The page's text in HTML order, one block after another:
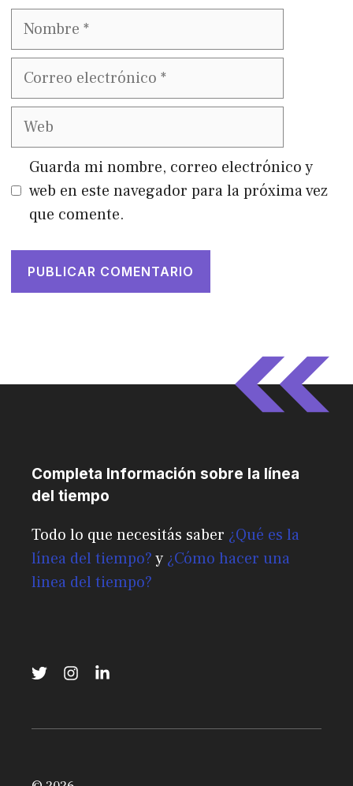
Nombre
Correo
Web
Guarda mi nombre, correo electrónico y
web en este navegador para la próxima vez
que comente.
Completa Información sobre la línea
del tiempo
Todo lo que necesitás saber ¿Qué es la
línea del tiempo?y ¿Cómo hacer una
linea del tiempo?